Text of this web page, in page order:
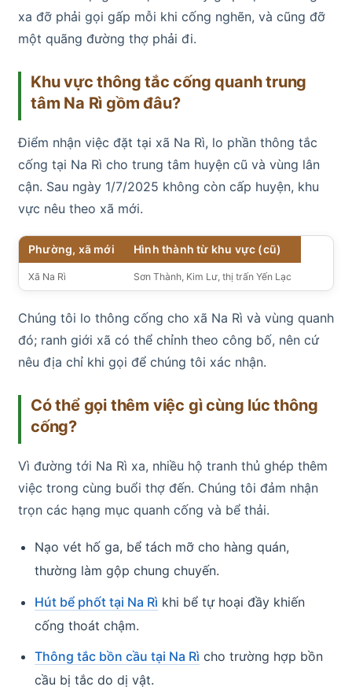
xa đỡ phải gọi gấp mỗi khi cống nghẽn, và cũng đỡ
một quãng đường thợ phải đi.
Khu vực thông tắc cống quanh trung
tâm Na Rì gồm đâu?
Điểm nhận việc đặt tại xã Na Rì, lo phần thông tắc
cống tại Na Rì cho trung tâm huyện cũ và vùng lân
cận. Sau ngày 1/7/2025 không còn cấp huyện, khu
vực nêu theo xã mới.
Phường, xã mới Hình thành từ khu vực (cũ)
Xã Na Rì Sơn Thành, Kim Lư, thị trấn Yến Lạc
Chúng tôi lo thông cống cho xã Na Rì và vùng quanh
đó; ranh giới xã có thể chỉnh theo công bố, nên cứ
nêu địa chỉ khi gọi để chúng tôi xác nhận.
Có thể gọi thêm việc gì cùng lúc thông
cống?
Vì đường tới Na Rì xa, nhiều hộ tranh thủ ghép thêm
việc trong cùng buổi thợ đến. Chúng tôi đảm nhận
trọn các hạng mục quanh cống và bể thải.
Nạo vét hố ga, bể tách mỡ cho hàng quán,
thường làm gộp chung chuyến.
Hút bể phốt tại Na Rì khi bể tự hoại đầy khiến
cống thoát chậm.
Thông tắc bồn cầu tại Na Rì cho trường hợp bồn
cầu bị tắc do dị vật.